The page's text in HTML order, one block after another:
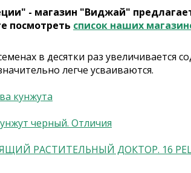
- магазин "Виджай"
посмотреть список наших
в десятки раз увеличивается
легче усваиваются.
кунжута
черный. Отличия
РАСТИТЕЛЬНЫЙ ДОКТОР. 16